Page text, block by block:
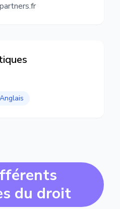
Anglais
du droit